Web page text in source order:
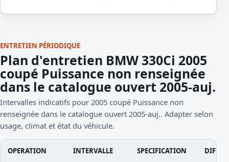
ENTRETIEN PÉRIODIQUE
Plan d'entretien BMW 330Ci 2005
coupé Puissance non renseignée
dans le catalogue ouvert 2005-auj.
Intervalles indicatifs pour 2005 coupé Puissance non
renseignée dans le catalogue ouvert 2005-auj.. Adapter selon
usage, climat et état du véhicule.
OPERATION INTERVALLE SPECIFICATION